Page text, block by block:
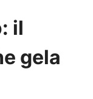
il
gela